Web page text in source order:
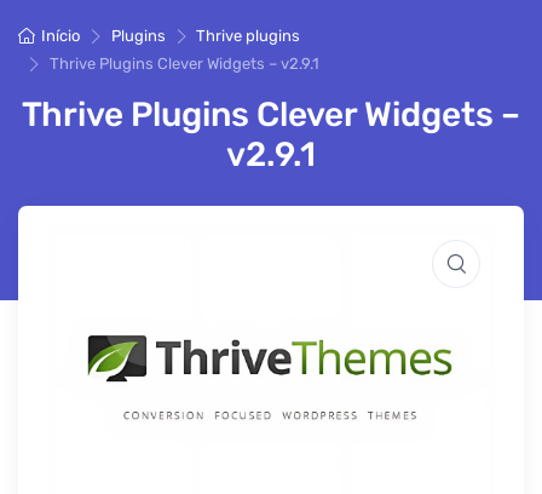
Início Plugins
Thrive plugins
Thrive Plugins Clever Widgets – v2.9.1
Thrive Plugins Clever Widgets –
v2.9.1